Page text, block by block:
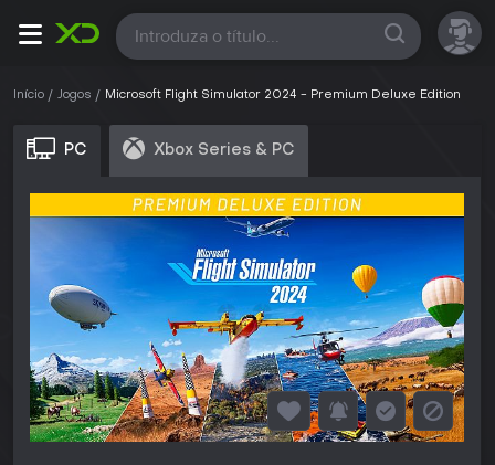
Todas
Início Jogos Microsoft Flight Simulator 2024 - Premium Deluxe Edition
PC Xbox Series & PC